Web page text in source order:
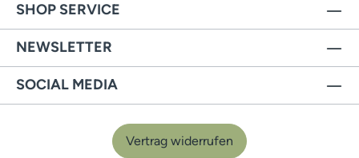
SHOP SERVICE
NEWSLETTER
SOCIAL MEDIA
Vertrag widerrufen